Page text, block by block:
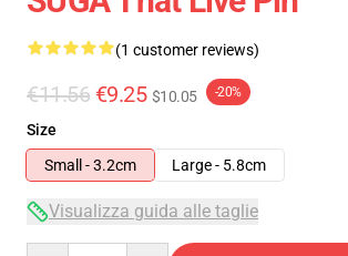
(1 customer reviews)
€11.56 €9.25 $10.05 -20%
Size
Small - 3.2cm
Large - 5.8cm
Visualizza guida alle taglie